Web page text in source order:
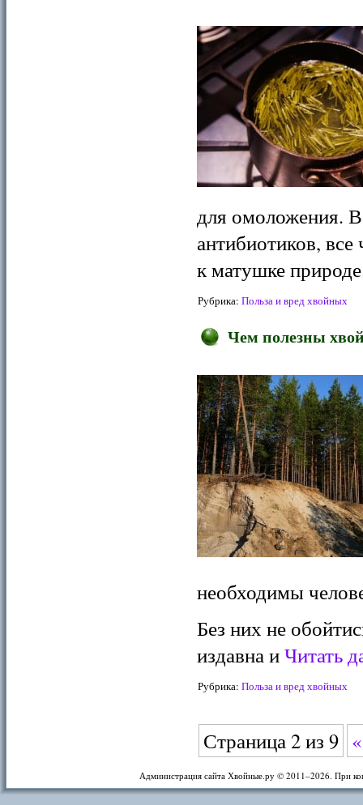
для омоложения.
антибиотиков,
к матушке
Рубрика: Польза и вред хвойных
Чем полезны
необходимы
Без них не
издавна иЧитать
Рубрика: Польза и вред хвойных
Страница 2 из 9 «
Администрация сайта Хвойные.ру © 2011–2026. При